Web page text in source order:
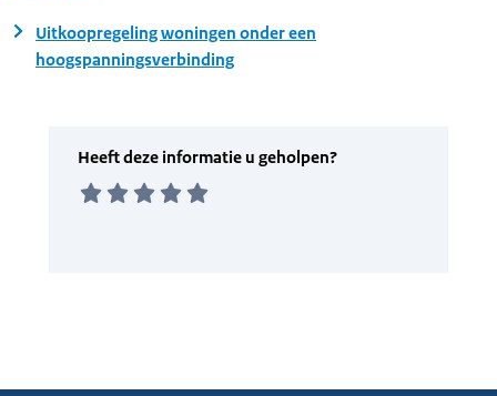
Uitkoopregeling woningen onder een
hoogspanningsverbinding